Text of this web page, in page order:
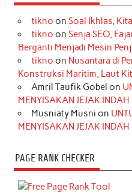
tikno on Soal Ikhlas,
tikno on Senja SEO,
Berganti Menjadi Mesin
tikno on Nusantara di
Konstruksi Maritim, Laut
Amril Taufik Gobel on
MENYISAKAN JEJAK
Musniaty Musni on
MENYISAKAN JEJAK
PAGE RANK CHECKER